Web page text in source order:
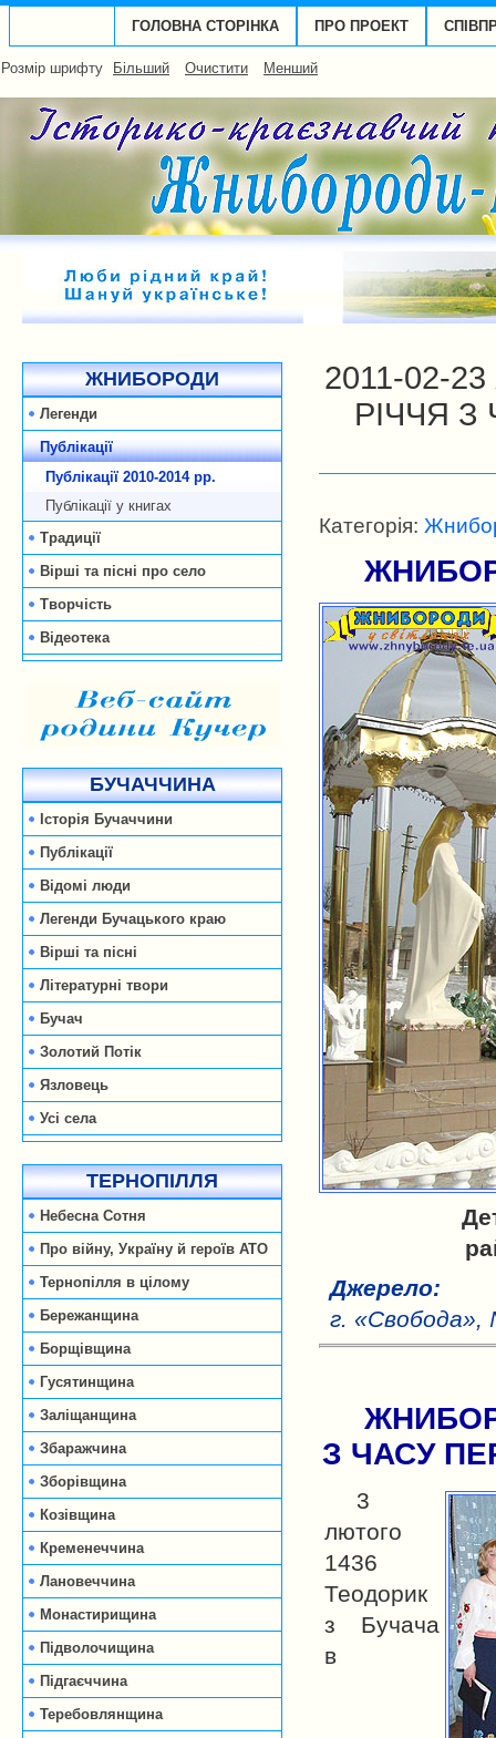
ГОЛОВНА СТОРІНКА ПРО ПРОЕКТ
Розмір шрифту Більший Очистити Менший
ЖНИБОРОДИ
Легенди
Публікації
Публікації 2010-2014 рp.
Публікації у книгах
Традиції
Вірші та пісні про село
Творчість
Відеотека
БУЧАЧЧИНА
Історія Бучаччини
Публікації
Відомі люди
Легенди Бучацького краю
Вірші та пісні
Літературні твори
Бучач
Золотий Потік
Язловець
Усі села
ТЕРНОПІЛЛЯ
Небесна Сотня
Про війну, Україну й героїв АТО
Тернопілля в цілому
Бережанщина
Борщівщина
Гусятинщина
Заліщанщина
Збаражчина
Зборівщина
Козівщина
Кременеччина
Лановеччина
Монастирищина
Підволочищина
Підгаєччина
Теребовлянщина
2011-02-
РІЧЧЯ
Категорія:
Джерело:
г. «Свобода»,
З ЧАСУ
3
лютого
1436
Теодорик
з Бучача
в